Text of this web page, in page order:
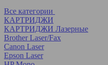
Все категории
КАРТРИДЖИ
КАРТРИДЖИ Лазерные
Brother Laser/Fax
Canon Laser
Epson Laser